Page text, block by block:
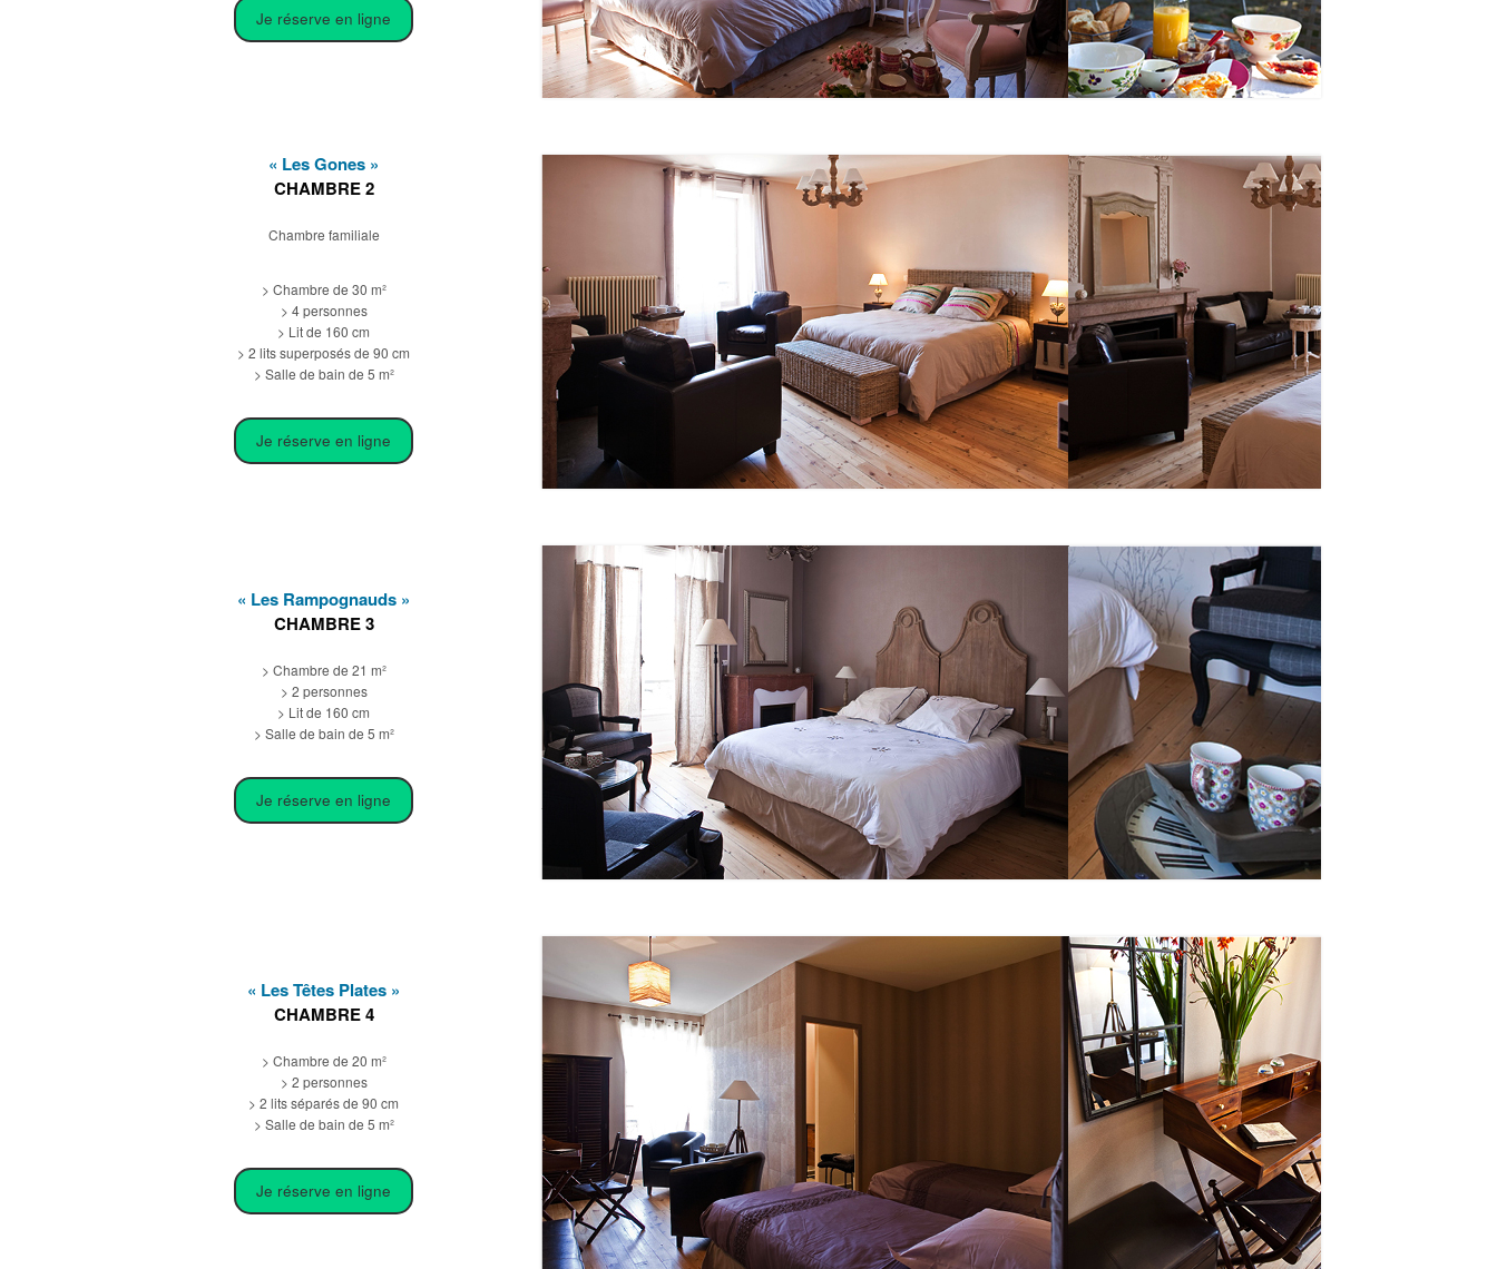
Je réserve en ligne
« Les Gones »
CHAMBRE 2
Chambre familiale
> Chambre de 30 m²
> 4 personnes
> Lit de 160 cm
> 2 lits superposés de 90 cm
> Salle de bain de 5 m²
Je réserve en ligne
« Les Rampognauds »
CHAMBRE 3
> Chambre de 21 m²
> 2 personnes
> Lit de 160 cm
> Salle de bain de 5 m²
Je réserve en ligne
« Les Têtes Plates »
CHAMBRE 4
> Chambre de 20 m²
> 2 personnes
> 2 lits séparés de 90 cm
> Salle de bain de 5 m²
Je réserve en ligne